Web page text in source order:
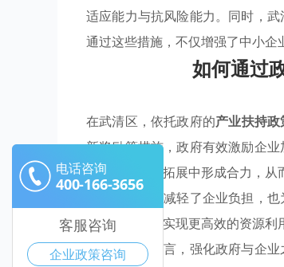
适应能力与抗风险能力。同时，
通过这些措施，不仅增强了中小企
如何通过
在武清区，依托政府的产业扶持政
新奖励等措施，政府有效激励企
源共享、市场拓展中形成合力，从
这些政策不仅减轻了企业负担，
的突破口，以实现更高效的资源利
对于武清区而言，强化政府与企
电话咨询
400-166-3656
客服咨询
企业政策咨询